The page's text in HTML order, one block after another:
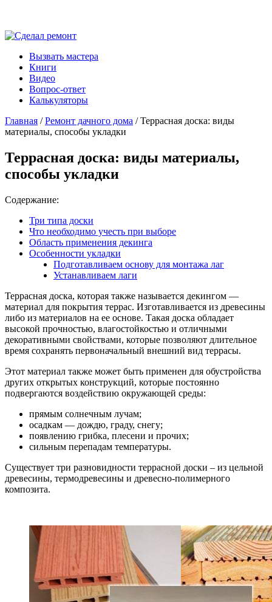
Вызвать мастера
Книги
Видео
Вопрос-ответ
Калькуляторы
Главная /Ремонт дачного дома / Террасная доска: виды
материалы, способы укладки
Террасная доска: виды материалы,
способы укладки
Содержание:
Три типа доски
Что необходимо учесть при выборе
Область применения декинга
Особенности укладки
Подготавливаем основу для монтажа лаг
Устанавливаем лаги
Террасная доска, которая также называется декингом —
материал для покрытия террас. Изготавливается из древесины
либо из материалов на ее основе. Такая доска обладает
высокой прочностью, влагостойкостью и отличными
декоративными свойствами, которые позволяют длительное
время сохранять первоначальный внешний вид террасы.
Этот материал также может быть применен для обустройства
других открытых конструкций, которые постоянно
подвергаются воздействию окружающей среды:
прямым солнечным лучам;
осадкам — дождю, граду, снегу;
появлению грибка, плесени и прочих;
сильным перепадам температуры.
Существует три разновидности террасной доски – из цельной
древесины, термодревесины и древесно-полимерного
композита.